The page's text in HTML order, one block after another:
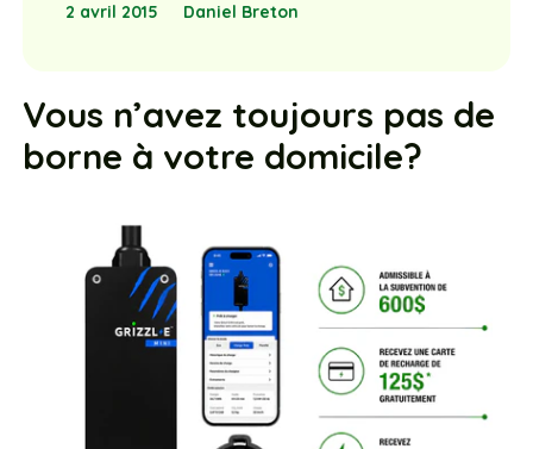
2 avril 2015 Daniel Breton
Vous n’avez toujours pas de
borne à votre domicile?